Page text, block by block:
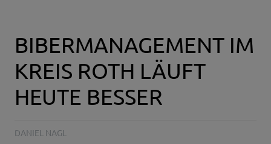
BIBERMANAGEMENT IM
KREIS ROTH LÄUFT
HEUTE BESSER
DANIEL NAGL